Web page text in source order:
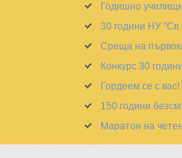
Годишно
30 години НУ
Среща на
Конкурс 30
Гордеем се с
150 години
Маратон на